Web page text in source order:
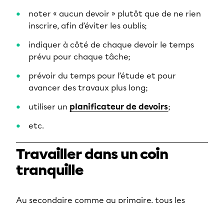
noter « aucun devoir » plutôt que de ne rien
inscrire, afin d’éviter les oublis;
indiquer à côté de chaque devoir le temps
prévu pour chaque tâche;
prévoir du temps pour l’étude et pour
avancer des travaux plus long;
utiliser un planificateur de devoirs;
etc.
Travailler dans un coin
tranquille
Au secondaire comme au primaire, tous les